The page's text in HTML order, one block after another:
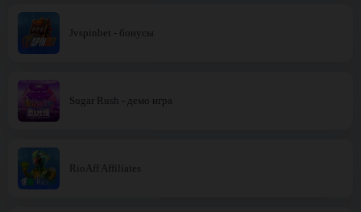
Jvspinbet - бонусы
Sugar Rush - демо игра
RioAff Affiliates